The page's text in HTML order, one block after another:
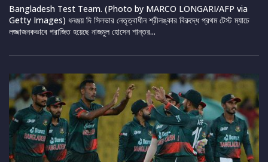
Bangladesh Test Team. (Photo by MARCO LONGARI/AFP via
Getty Images) ধনঞ্জয় দি সিলভার নেতৃত্বাধীন শ্রীলঙ্কার বিরুদ্ধে প্রথম টেস্ট ম্যাচে
লজ্জাজনকভাবে পরাজিত হয়েছে নাজমুল হোসেন শান্তর...